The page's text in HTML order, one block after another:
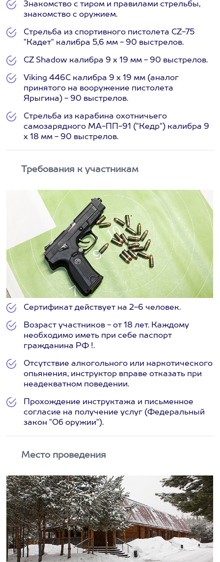
Знакомство с тиром и правилами стрельбы,
знакомство с оружием.
Стрельба из спортивного пистолета CZ-75
"Кадет" калибра 5,6 мм - 90 выстрелов.
CZ Shadow калибра 9 х 19 мм - 90 выстрелов.
Viking 446C калибра 9 х 19 мм (аналог
принятого на вооружение пистолета
Ярыгина) - 90 выстрелов.
Стрельба из карабина охотничьего
самозарядного МА-ПП-91 ("Кедр") калибра 9
х 18 мм - 90 выстрелов.
Требования к участникам
Сертификат действует на 2-6 человек.
Возраст участников - от 18 лет. Каждому
необходимо иметь при себе паспорт
гражданина РФ !.
Отсутствие алкогольного или наркотического
опьянения, инструктор вправе отказать при
неадекватном поведении.
Прохождение инструктажа и письменное
согласие на получение услуг (Федеральный
закон "Об оружии").
Место проведения